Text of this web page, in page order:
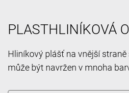
PLASTHLINÍKOVÁ
Hliníkový plášť na vnější
může být navržen v mnoha